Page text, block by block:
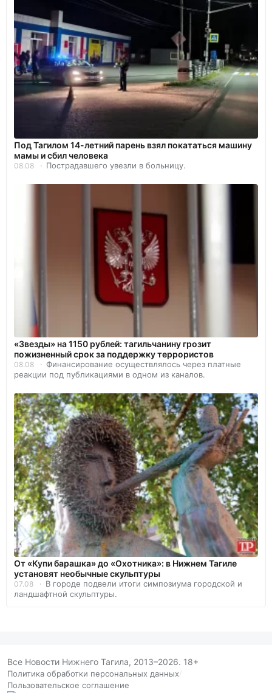
Под Тагилом 14-летний парень взял покататься машину
мамы и сбил человека
08.08 Пострадавшего увезли в больницу.
«Звезды» на 1150 рублей: тагильчанину грозит
пожизненный срок за поддержку террористов
08.08
Финансирование осуществлялось через платные
реакции под публикациями в одном из каналов.
От «Купи барашка» до «Охотника»: в Нижнем Тагиле
установят необычные скульптуры
07.08
В городе подвели итоги симпозиума городской и
ландшафтной скульптуры.
Все Новости Нижнего Тагила, 2013–2026. 18+
Политика обработки персональных данных/
Пользовательское соглашение